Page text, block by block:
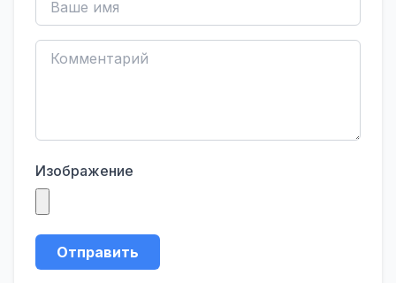
Изображение
Отправить